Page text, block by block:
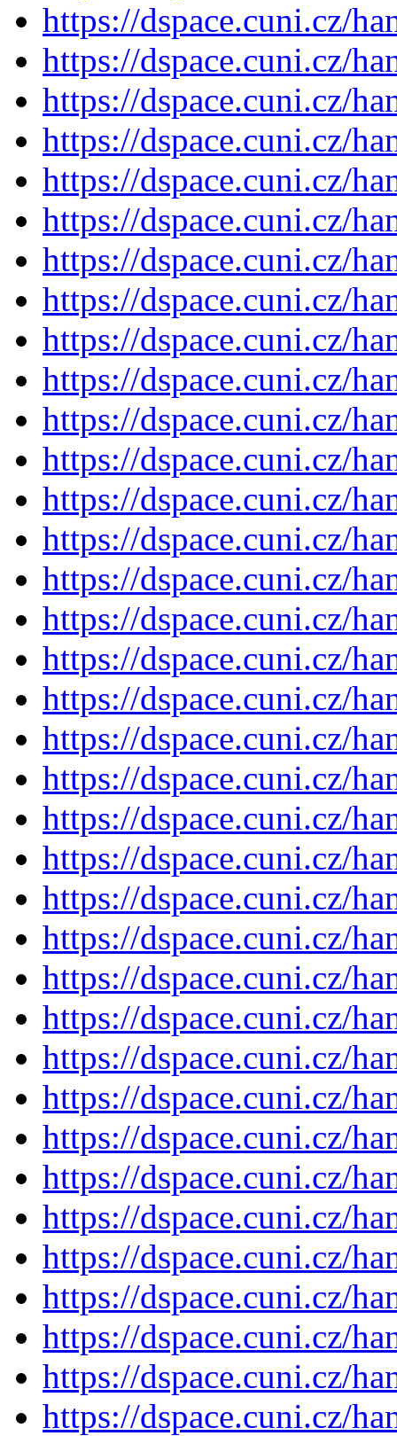
https://dspace.cuni.cz/
https://dspace.cuni.cz/
https://dspace.cuni.cz/
https://dspace.cuni.cz/
https://dspace.cuni.cz/
https://dspace.cuni.cz/
https://dspace.cuni.cz/
https://dspace.cuni.cz/
https://dspace.cuni.cz/
https://dspace.cuni.cz/
https://dspace.cuni.cz/
https://dspace.cuni.cz/
https://dspace.cuni.cz/
https://dspace.cuni.cz/
https://dspace.cuni.cz/
https://dspace.cuni.cz/
https://dspace.cuni.cz/
https://dspace.cuni.cz/
https://dspace.cuni.cz/
https://dspace.cuni.cz/
https://dspace.cuni.cz/
https://dspace.cuni.cz/
https://dspace.cuni.cz/
https://dspace.cuni.cz/
https://dspace.cuni.cz/
https://dspace.cuni.cz/
https://dspace.cuni.cz/
https://dspace.cuni.cz/
https://dspace.cuni.cz/
https://dspace.cuni.cz/
https://dspace.cuni.cz/
https://dspace.cuni.cz/
https://dspace.cuni.cz/
https://dspace.cuni.cz/
https://dspace.cuni.cz/
https://dspace.cuni.cz/